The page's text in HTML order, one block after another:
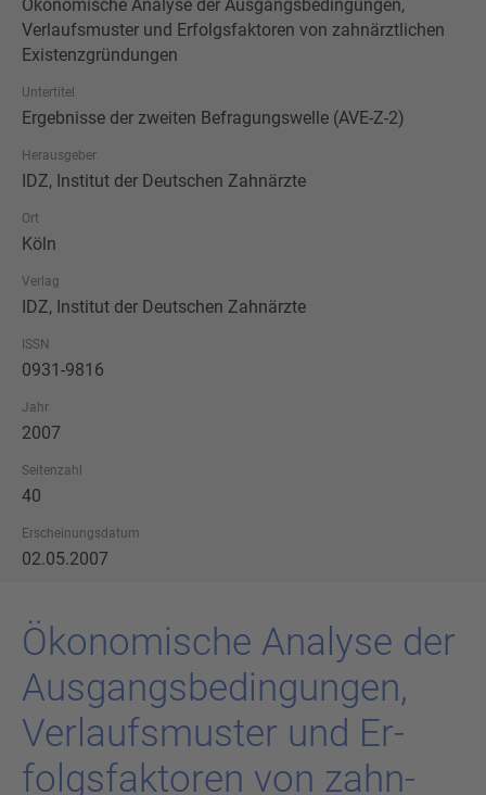
Ökonomische Analyse der Ausgangsbedingungen,
Verlaufsmuster und Erfolgsfaktoren von zahnärztlichen
Existenzgründungen
Untertitel
Ergebnisse der zweiten Befragungswelle (AVE-Z-2)
Herausgeber
IDZ, Institut der Deutschen Zahnärzte
Ort
Köln
Verlag
IDZ, Institut der Deutschen Zahnärzte
ISSN
0931-9816
Jahr
2007
Seitenzahl
40
Erscheinungsdatum
02.05.2007
Öko­no­mi­sche Ana­ly­se der
Aus­gangs­be­din­gun­gen,
Ver­laufs­mus­ter und Er­
folgs­fak­to­ren von zahn­